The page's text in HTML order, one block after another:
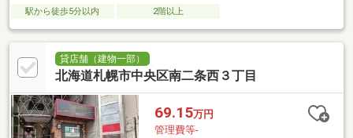
駅から徒歩5分以内 2階以上
貸店舗（建物一部）
北海道札幌市中央区南二条西３丁目
69.15万円
管理費等-